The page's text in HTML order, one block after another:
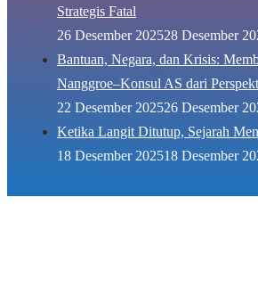
Strategis Fatal
26 Desember 202528 Desember
Bantuan, Negara, dan Krisis:
Nanggroe–Konsul AS dari
22 Desember 202526 Desember
Ketika Langit Ditutup, Sejarah
18 Desember 202518 Desember